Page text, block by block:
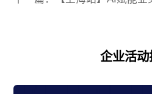
企业活动